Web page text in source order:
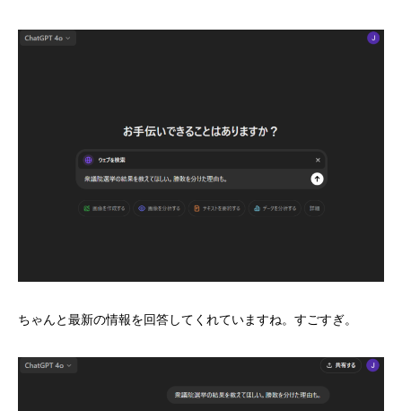
ちゃんと最新の情報を回答してくれていますね。すごすぎ。